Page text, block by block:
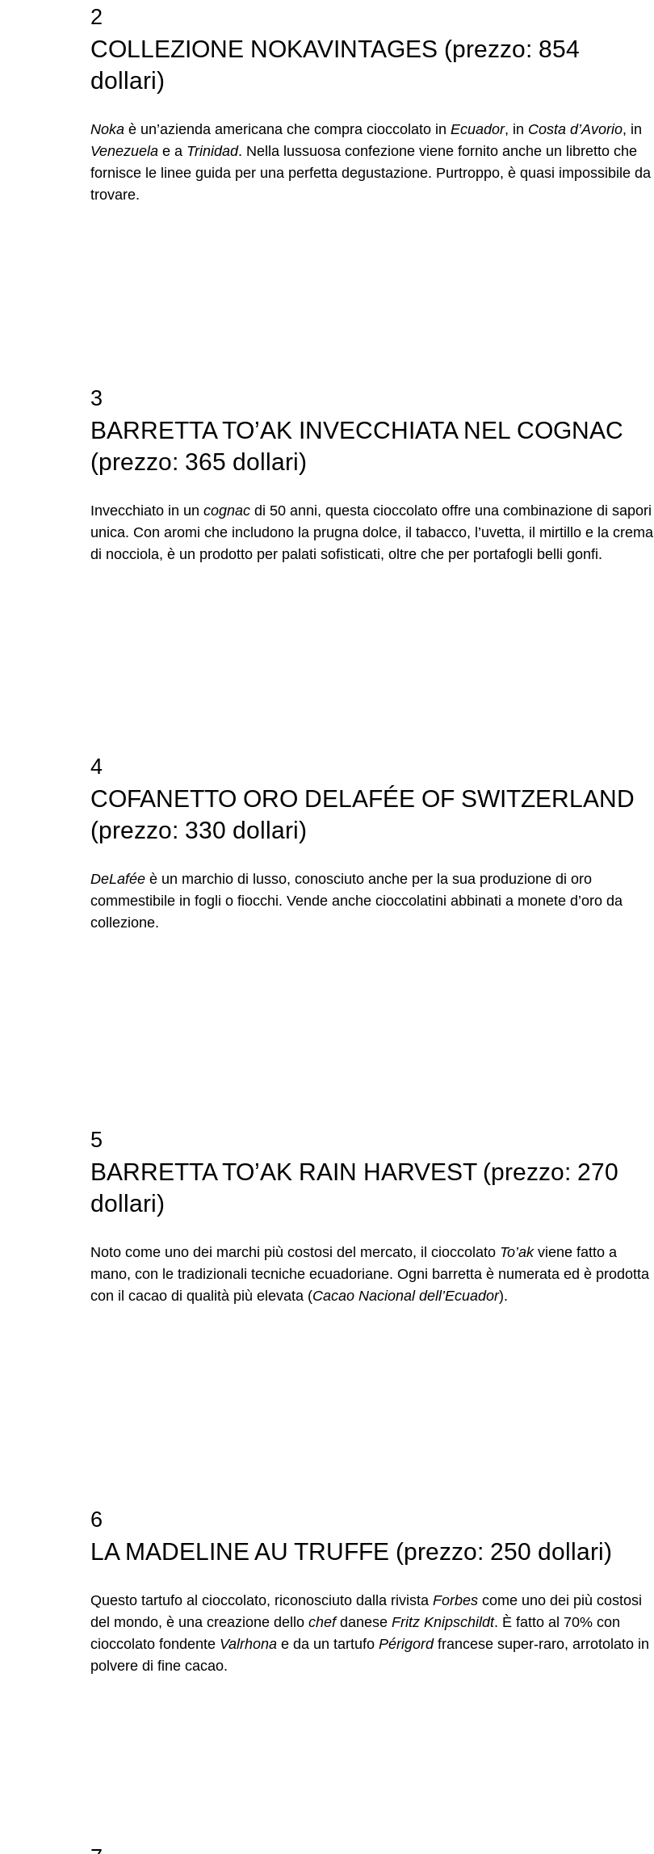
2
COLLEZIONE NOKAVINTAGES (prezzo: 854
dollari)
Noka è un’azienda americana che compra cioccolato in Ecuador, in Costa d’Avorio, in
Venezuela e a Trinidad. Nella lussuosa confezione viene fornito anche un libretto che
fornisce le linee guida per una perfetta degustazione. Purtroppo, è quasi impossibile da
trovare.
3
BARRETTA TO’AK INVECCHIATA NEL COGNAC
(prezzo: 365 dollari)
Invecchiato in un cognac di 50 anni, questa cioccolato offre una combinazione di sapori
unica. Con aromi che includono la prugna dolce, il tabacco, l’uvetta, il mirtillo e la crema
di nocciola, è un prodotto per palati sofisticati, oltre che per portafogli belli gonfi.
4
COFANETTO ORO DELAFÉE OF SWITZERLAND
(prezzo: 330 dollari)
DeLafée è un marchio di lusso, conosciuto anche per​ la sua produzione di oro
commestibile in fogli o fiocchi. Vende anche cioccolatini abbinati a monete d’oro da
collezione.
5
BARRETTA TO’AK RAIN HARVEST (prezzo: 270
dollari)
Noto come uno dei marchi più costosi del mercato, il cioccolato To’akviene fatto a
mano, con le tradizionali tecniche ecuadoriane. Ogni barretta è numerata ed è prodotta
con il cacao di qualità più elevata (Cacao Nacional dell’Ecuador).
6
LA MADELINE AU TRUFFE (prezzo: 250 dollari)
Questo tartufo al cioccolato, riconosciuto dalla rivista Forbes come uno dei più costosi
del mondo, è una creazione dello chefdanese Fritz Knipschildt. È fatto al 70% con
cioccolato fondente Valrhona e da un tartufo Périgordfrancese super-raro, arrotolato in
polvere di fine cacao.